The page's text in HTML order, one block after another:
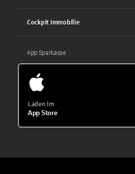
Cockpit Immobilie
App Sparkasse
Laden im
App Store